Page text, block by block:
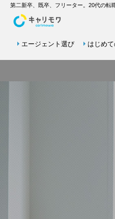
第二新卒、既卒、フリーター。20代の転
エージェント選び はじめ